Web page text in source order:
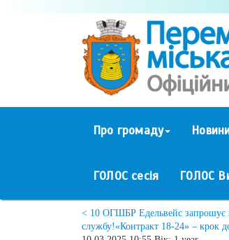
Про громаду
ГОЛОС сесія ГОЛОС
< 10 ОГШБР Едельвейс запрошує
службу!«Контракт 18-24» – крок